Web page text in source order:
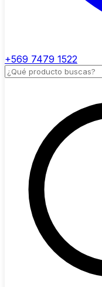
+569 7479 1522
Buscar productos